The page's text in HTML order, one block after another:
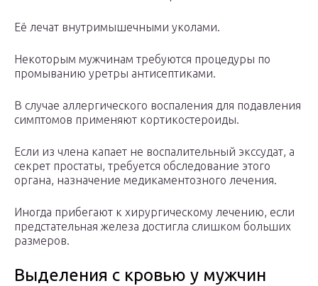
Её лечат внутримышечными уколами.
Некоторым мужчинам требуются процедуры по
промыванию уретры антисептиками.
В случае аллергического воспаления для подавления
симптомов применяют кортикостероиды.
Если из члена капает не воспалительный экссудат, а
секрет простаты, требуется обследование этого
органа, назначение медикаментозного лечения.
Иногда прибегают к хирургическому лечению, если
предстательная железа достигла слишком больших
размеров.
Выделения с кровью у мужчин